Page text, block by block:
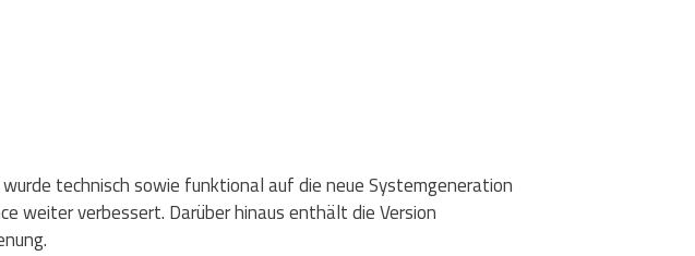
technisch sowie funktional auf die neue Systemgeneration
weiter verbessert. Darüber hinaus enthält die Version